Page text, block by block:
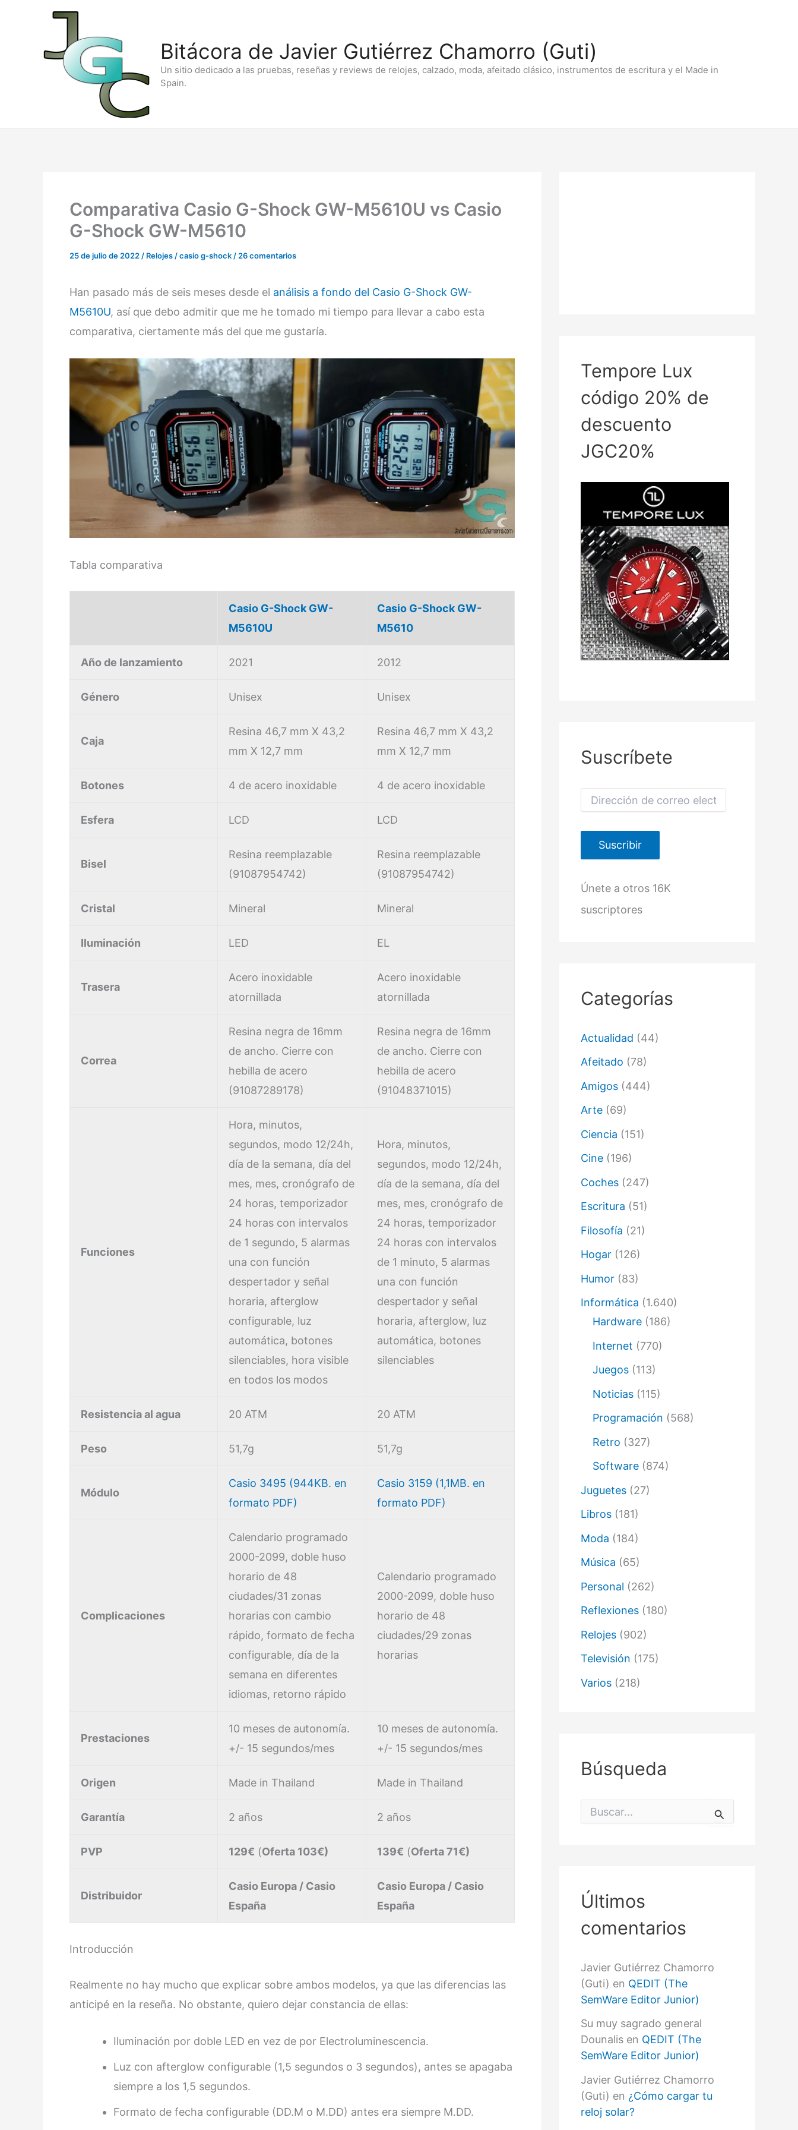
contenido
Bitácora de Javier Gutiérrez Chamorro (Guti)
Un sitio dedicado a las pruebas, reseñas y reviews de relojes, calzado, moda, afeitado clásico, instrumentos de escritura y el Made in
Spain.
Comparativa Casio G-Shock GW-M5610U vs Casio
G-Shock GW-M5610
25 de julio de 2022 / Relojes /casio g-shock / 26 comentarios
Han pasado más de seis meses desde el análisis a fondo del Casio G-Shock GW-
M5610U, así que debo admitir que me he tomado mi tiempo para llevar a cabo esta
comparativa, ciertamente más del que me gustaría.
Tabla comparativa
Casio G-Shock GW-
M5610U
Casio G-Shock GW-
M5610
Año de lanzamiento 2021 2012
Género Unisex Unisex
Caja
Resina 46,7 mm X 43,2
mm X 12,7 mm
Resina 46,7 mm X 43,2
mm X 12,7 mm
Botones 4 de acero inoxidable 4 de acero inoxidable
Esfera LCD LCD
Bisel
Resina reemplazable
(91087954742)
Resina reemplazable
(91087954742)
Cristal Mineral Mineral
Iluminación LED EL
Trasera
Acero inoxidable
atornillada
Acero inoxidable
atornillada
Correa
Resina negra de 16mm
de ancho. Cierre con
hebilla de acero
(91087289178)
Resina negra de 16mm
de ancho. Cierre con
hebilla de acero
(91048371015)
Funciones
Hora, minutos,
segundos, modo 12/24h,
día de la semana, día del
mes, mes, cronógrafo de
24 horas, temporizador
24 horas con intervalos
de 1 segundo, 5 alarmas
una con función
despertador y señal
horaria, afterglow
configurable, luz
automática, botones
silenciables, hora visible
en todos los modos
Hora, minutos,
segundos, modo 12/24h,
día de la semana, día del
mes, mes, cronógrafo de
24 horas, temporizador
24 horas con intervalos
de 1 minuto, 5 alarmas
una con función
despertador y señal
horaria, afterglow, luz
automática, botones
silenciables
Resistencia al agua 20 ATM 20 ATM
Peso 51,7g 51,7g
Módulo
Casio 3495 (944KB. en
formato PDF)
Casio 3159 (1,1MB. en
formato PDF)
Complicaciones
Calendario programado
2000-2099, doble huso
horario de 48
ciudades/31 zonas
horarias con cambio
rápido, formato de fecha
configurable, día de la
semana en diferentes
idiomas, retorno rápido
Calendario programado
2000-2099, doble huso
horario de 48
ciudades/29 zonas
horarias
Prestaciones
10 meses de autonomía.
+/- 15 segundos/mes
10 meses de autonomía.
+/- 15 segundos/mes
Origen Made in Thailand Made in Thailand
Garantía 2 años 2 años
PVP 129€ (Oferta 103€) 139€ (Oferta 71€)
Distribuidor
Casio Europa / Casio
España
Casio Europa / Casio
España
Introducción
Realmente no hay mucho que explicar sobre ambos modelos, ya que las diferencias las
anticipé en la reseña. No obstante, quiero dejar constancia de ellas:
Iluminación por doble LED en vez de por Electroluminescencia.
Luz con afterglow configurable (1,5 segundos o 3 segundos), antes se apagaba
siempre a los 1,5 segundos.
Formato de fecha configurable (DD.M o M.DD) antes era siempre M.DD.
Tempore Lux
código 20% de
descuento
JGC20%
Suscríbete
e
n
e
e
t
ó
i
o
Suscribir
Únete a otros 16K
suscriptores
Categorías
Actualidad (44)
Afeitado (78)
Amigos (444)
Arte (69)
Ciencia (151)
Cine (196)
Coches (247)
Escritura (51)
Filosofía (21)
Hogar (126)
Humor (83)
Informática (1.640)
Hardware (186)
Internet (770)
Juegos (113)
Noticias (115)
Programación (568)
Retro (327)
Software (874)
Juguetes (27)
Libros (181)
Moda (184)
Música (65)
Personal (262)
Reflexiones (180)
Relojes (902)
Televisión (175)
Varios (218)
Búsqueda
Últimos
comentarios
Javier Gutiérrez Chamorro
(Guti) en QEDIT (The
SemWare Editor Junior)
Su muy sagrado general
Dounalis en QEDIT (The
SemWare Editor Junior)
Javier Gutiérrez Chamorro
(Guti) en ¿Cómo cargar tu
reloj solar?